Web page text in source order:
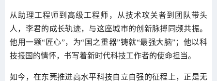
从助理工程师到高级工程师，从技术攻关者到团队带头
人，李君的成长轨迹，与这座城市的创新脉搏同频共振。
他用一颗“匠心”，为“国之重器”铸就“最强大脑”；他以科
技报国的情怀，书写着新时代科技工作者的使命担当。
如今，在东莞推进高水平科技自立自强的征程上，正是无